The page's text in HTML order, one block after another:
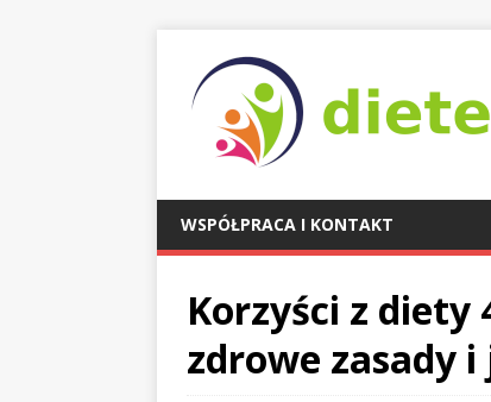
WSPÓŁPRACA I KONTAKT
Korzyści z diety
zdrowe zasady i